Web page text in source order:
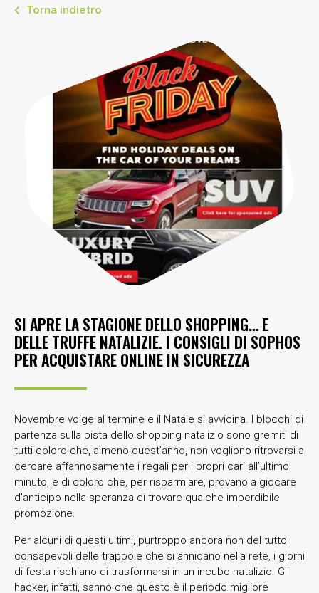
Torna indietro
SI APRE LA STAGIONE DELLO SHOPPING… E
DELLE TRUFFE NATALIZIE. I CONSIGLI DI SOPHOS
PER ACQUISTARE ONLINE IN SICUREZZA
Novembre volge al termine e il Natale si avvicina. I blocchi di
partenza sulla pista dello shopping natalizio sono gremiti di
tutti coloro che, almeno quest’anno, non vogliono ritrovarsi a
cercare affannosamente i regali per i propri cari all’ultimo
minuto, e di coloro che, per risparmiare, provano a giocare
d’anticipo nella speranza di trovare qualche imperdibile
promozione.
Per alcuni di questi ultimi, purtroppo ancora non del tutto
consapevoli delle trappole che si annidano nella rete, i giorni
di festa rischiano di trasformarsi in un incubo natalizio. Gli
hacker, infatti, sanno che questo è il periodo migliore